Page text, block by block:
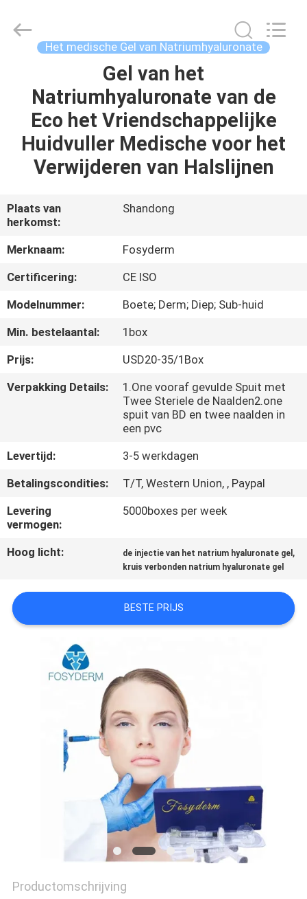
PRODUCTEN
OVER
FABRIEKSTOCHT
KWALITEITSCONTROLE
NEEM
CONTACT
MET
ONS
NIEUWS
GEVALLEN
EEN
OFFERTE
SHOPPING
ONLINE
PRIVACY
POLICY
Trading
Het medische Gel van Natriumhyaluronate
Gel van het
Natriumhyaluronate van de
Eco het Vriendschappelijke
Huidvuller Medische voor het
Verwijderen van Halslijnen
Plaats van
herkomst:
Shandong
Merknaam:
Fosyderm
Certificering:
CE ISO
Modelnummer:
Boete; Derm; Diep; Sub-huid
Min. bestelaantal:
1box
Prijs:
USD20-35/1Box
Verpakking Details:
1.One vooraf gevulde Spuit met
Twee Steriele de Naalden2.one
spuit van BD en twee naalden in
een pvc
Levertijd:
3-5 werkdagen
Betalingscondities:
T/T, Western Union, , Paypal
Levering
vermogen:
5000boxes per week
Hoog licht: de injectie van het natrium hyaluronate gel ,
kruis verbonden natrium hyaluronate gel
BESTE PRIJS
Productomschrijving